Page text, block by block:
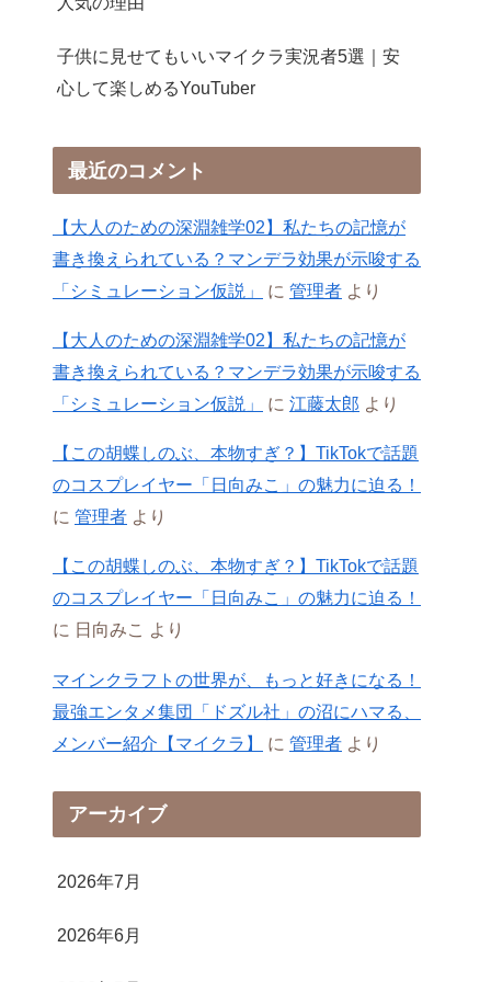
子供に見せてもいいマイクラ実況者5選｜安
心して楽しめるYouTuber
最近のコメント
【大人のための深淵雑学02】私たちの記憶が
書き換えられている？マンデラ効果が示唆する
「シミュレーション仮説」
に 管理者 より
【大人のための深淵雑学02】私たちの記憶が
書き換えられている？マンデラ効果が示唆する
「シミュレーション仮説」
に 江藤太郎 より
【この胡蝶しのぶ、本物すぎ？】TikTokで話題
のコスプレイヤー「日向みこ」の魅力に迫る！
に 管理者 より
【この胡蝶しのぶ、本物すぎ？】TikTokで話題
のコスプレイヤー「日向みこ」の魅力に迫る！
に 日向みこ より
マインクラフトの世界が、もっと好きになる！
最強エンタメ集団「ドズル社」の沼にハマる、
メンバー紹介【マイクラ】
に 管理者 より
アーカイブ
2026年7月
2026年6月